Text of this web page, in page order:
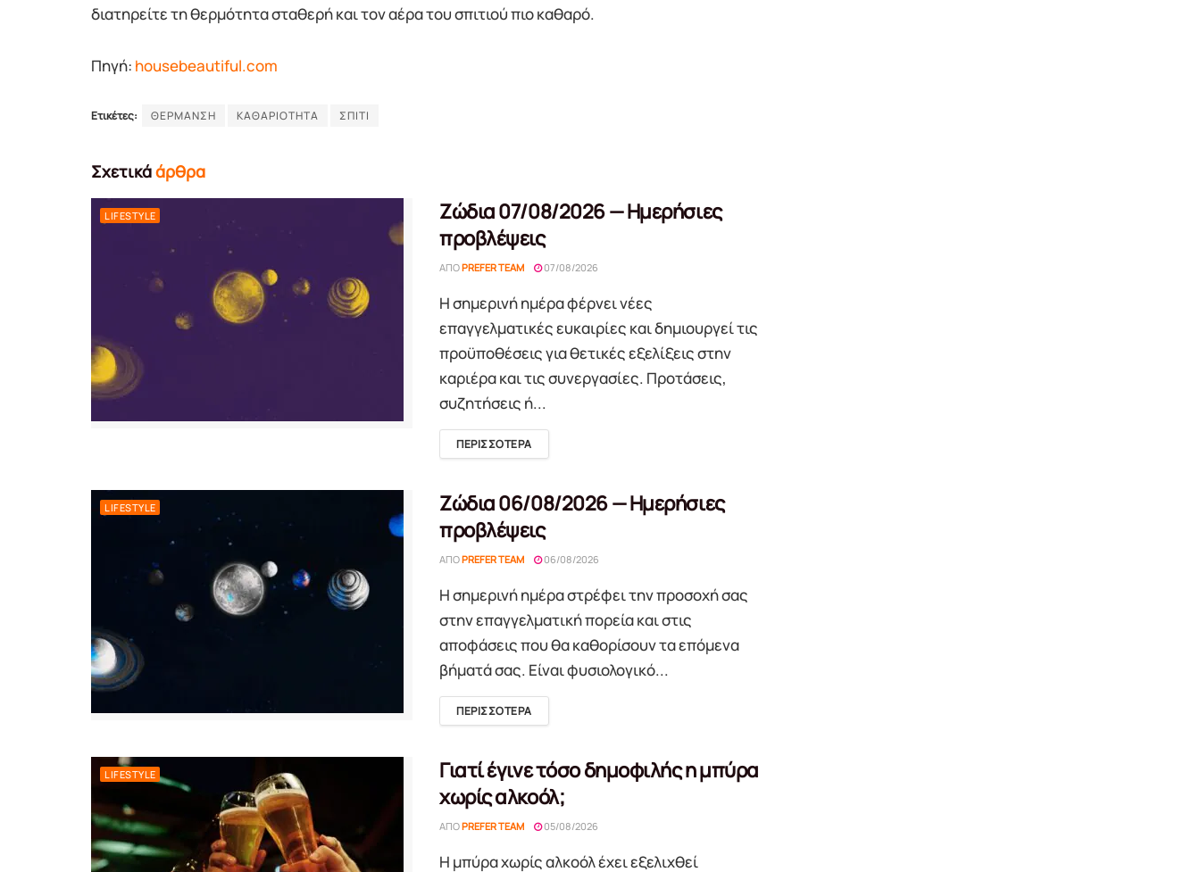
διατηρείτε τη θερμότητα σταθερή και τον αέρα του σπιτιού πιο καθαρό.
Πηγή: housebeautiful.com
Ετικέτες: ΘΕΡΜΑΝΣΗ ΚΑΘΑΡΙΟΤΗΤΑ ΣΠΙΤΙ
Σχετικάάρθρα
LIFESTYLE
Ζώδια 07/08/2026 — Ημερήσιες
προβλέψεις
ΑΠΌPREFER TEAM 07/08/2026
Η σημερινή ημέρα φέρνει νέες
επαγγελματικές ευκαιρίες και δημιουργεί τις
προϋποθέσεις για θετικές εξελίξεις στην
καριέρα και τις συνεργασίες. Προτάσεις,
συζητήσεις ή...
ΠΕΡΙΣΣΟΤΕΡΑDETAILS
LIFESTYLE
Ζώδια 06/08/2026 — Ημερήσιες
προβλέψεις
ΑΠΌPREFER TEAM 06/08/2026
Η σημερινή ημέρα στρέφει την προσοχή σας
στην επαγγελματική πορεία και στις
αποφάσεις που θα καθορίσουν τα επόμενα
βήματά σας. Είναι φυσιολογικό...
ΠΕΡΙΣΣΟΤΕΡΑDETAILS
LIFESTYLE
Γιατί έγινε τόσο δημοφιλής η μπύρα
χωρίς αλκοόλ;
ΑΠΌPREFER TEAM 05/08/2026
Η μπύρα χωρίς αλκοόλ έχει εξελιχθεί